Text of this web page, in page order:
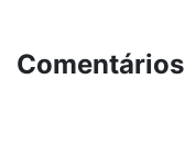
Comentários